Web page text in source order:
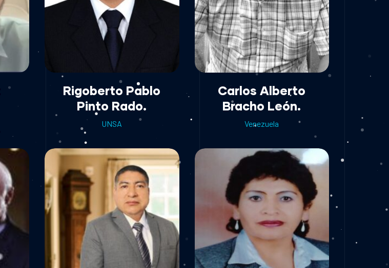
Rigoberto Pablo
Pinto Rado.
UNSA
Carlos Alberto
Bracho León.
Venezuela